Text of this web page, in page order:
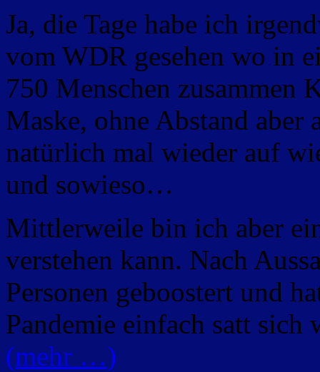
Ja, die Tage habe ich
vom WDR gesehen wo in
750 Menschen zusammen
Maske, ohne Abstand aber
natürlich mal wieder auf
und sowieso…
Mittlerweile bin ich aber
verstehen kann. Nach
Personen geboostert und
Pandemie einfach satt
(mehr …)